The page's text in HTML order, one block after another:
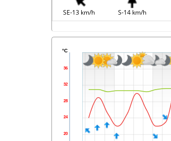
SE-13 km/h S-14 km/h
°C
20
24
28
32
36